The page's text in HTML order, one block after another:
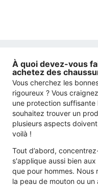
À quoi devez-vous
achetez des
Vous cherchez les
rigoureux ? Vous
une protection suffisante
souhaitez trouver un
plusieurs aspects
voilà !
Tout d’abord,
s'applique aussi bien
que pour hommes. Nous
la peau de mouton ou